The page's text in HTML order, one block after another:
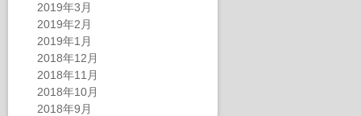
2019年3月
2019年2月
2019年1月
2018年12月
2018年11月
2018年10月
2018年9月